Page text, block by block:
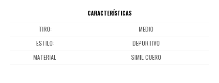
CARACTERÍSTICAS
TIRO
MEDIO
ESTILO
DEPORTIVO
MATERIAL
SIMIL CUERO